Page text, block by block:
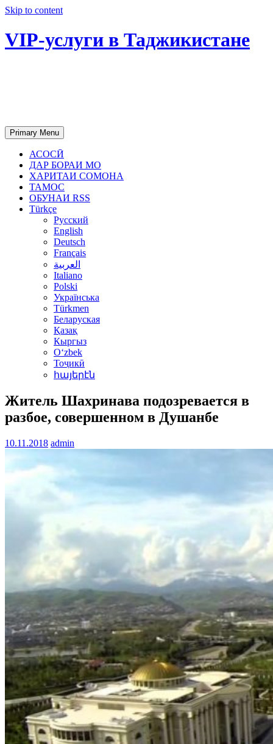
Skip to content
VIP-услуги в Таджикистане
Primary Menu
АСОСӢ
ДАР БОРАИ МО
ХАРИТАИ СОМОНА
ТАМОС
ОБУНАИ RSS
Türkçe
Русский
English
Deutsch
Français
العربية
Italiano
Polski
Українська
Türkmen
Беларуская
Қазақ
Кыргыз
Oʻzbek
Тоҷикӣ
հայերէն
Житель Шахринава подозревается в
разбое, совершенном в Душанбе
10.11.2018 admin